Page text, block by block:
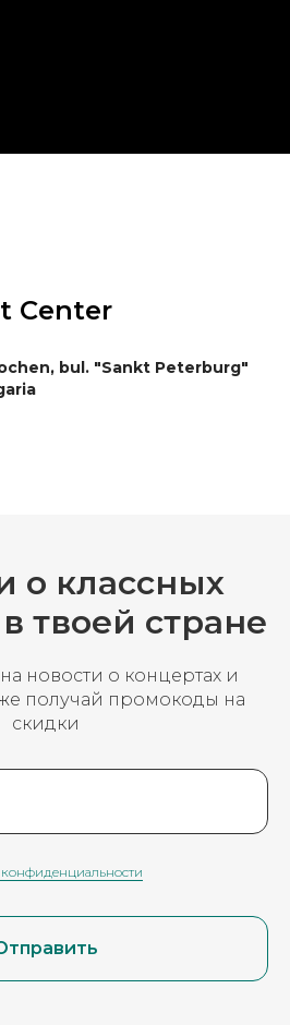
Center
bul. "Sankt Peterburg"
о классных
твоей стране
новости о концертах и
получай промокоды на
скидки